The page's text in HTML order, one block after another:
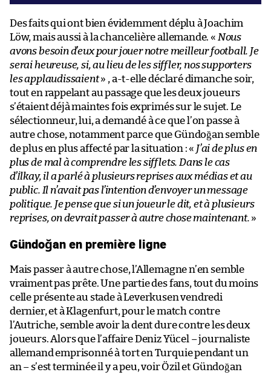
Des faits qui ont bien évidemment déplu à Joachim
Löw, mais aussi à la chancelière allemande. « Nous
avons besoin d’eux pour jouer notre meilleur football. Je
serai heureuse, si, au lieu de les siffler, nos supporters
les applaudissaient» , a-t-elle déclaré dimanche soir,
tout en rappelant au passage que les deux joueurs
s’étaient déjà maintes fois exprimés sur le sujet. Le
sélectionneur, lui, a demandé à ce que l’on passe à
autre chose, notamment parce que Gündoğan semble
de plus en plus affecté par la situation : « J’ai de plus en
plus de mal à comprendre les sifflets. Dans le cas
d’İlkay, il a parlé à plusieurs reprises aux médias et au
public. Il n’avait pas l’intention d’envoyer un message
politique. Je pense que si un joueur le dit, et à plusieurs
reprises, on devrait passer à autre chose maintenant. »
Gündoğan en première ligne
Mais passer à autre chose, l’Allemagne n’en semble
vraiment pas prête. Une partie des fans, tout du moins
celle présente au stade à Leverkusen vendredi
dernier, et à Klagenfurt, pour le match contre
l’Autriche, semble avoir la dent dure contre les deux
joueurs. Alors que l’affaire Deniz Yücel – journaliste
allemand emprisonné à tort en Turquie pendant un
an – s’est terminée il y a peu, voir Özil et Gündoğan